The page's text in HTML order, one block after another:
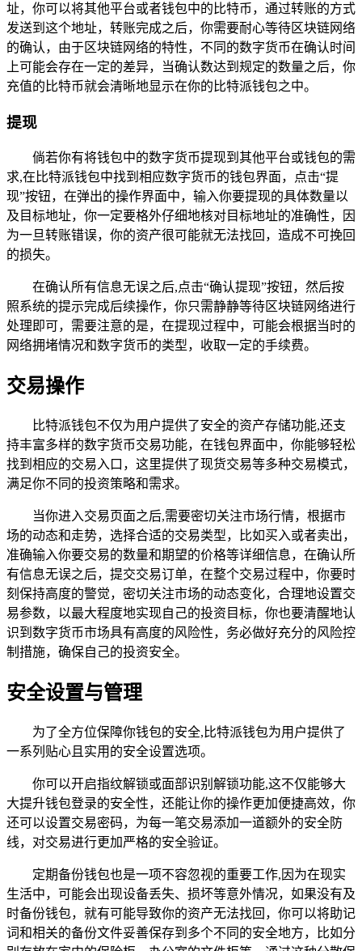
址，你可以将其他平台或者钱包中的比特币，通过转账的方式
发送到这个地址，转账完成之后，你需要耐心等待区块链网络
的确认，由于区块链网络的特性，不同的数字货币在确认时间
上可能会存在一定的差异，当确认数达到规定的数量之后，你
充值的比特币就会清晰地显示在你的比特派钱包之中。
提现
倘若你有将钱包中的数字货币提现到其他平台或钱包的需
求,在比特派钱包中找到相应数字货币的钱包界面，点击“提
现”按钮，在弹出的操作界面中，输入你要提现的具体数量以
及目标地址，你一定要格外仔细地核对目标地址的准确性，因
为一旦转账错误，你的资产很可能就无法找回，造成不可挽回
的损失。
在确认所有信息无误之后,点击“确认提现”按钮，然后按
照系统的提示完成后续操作，你只需静静等待区块链网络进行
处理即可，需要注意的是，在提现过程中，可能会根据当时的
网络拥堵情况和数字货币的类型，收取一定的手续费。
交易操作
比特派钱包不仅为用户提供了安全的资产存储功能,还支
持丰富多样的数字货币交易功能，在钱包界面中，你能够轻松
找到相应的交易入口，这里提供了现货交易等多种交易模式，
满足你不同的投资策略和需求。
当你进入交易页面之后,需要密切关注市场行情，根据市
场的动态和走势，选择合适的交易类型，比如买入或者卖出，
准确输入你要交易的数量和期望的价格等详细信息，在确认所
有信息无误之后，提交交易订单，在整个交易过程中，你要时
刻保持高度的警觉，密切关注市场的动态变化，合理地设置交
易参数，以最大程度地实现自己的投资目标，你也要清醒地认
识到数字货币市场具有高度的风险性，务必做好充分的风险控
制措施，确保自己的投资安全。
安全设置与管理
为了全方位保障你钱包的安全,比特派钱包为用户提供了
一系列贴心且实用的安全设置选项。
你可以开启指纹解锁或面部识别解锁功能,这不仅能够大
大提升钱包登录的安全性，还能让你的操作更加便捷高效，你
还可以设置交易密码，为每一笔交易添加一道额外的安全防
线，对交易进行更加严格的安全验证。
定期备份钱包也是一项不容忽视的重要工作,因为在现实
生活中，可能会出现设备丢失、损坏等意外情况，如果没有及
时备份钱包，就有可能导致你的资产无法找回，你可以将助记
词和相关的备份文件妥善保存到多个不同的安全地方，比如分